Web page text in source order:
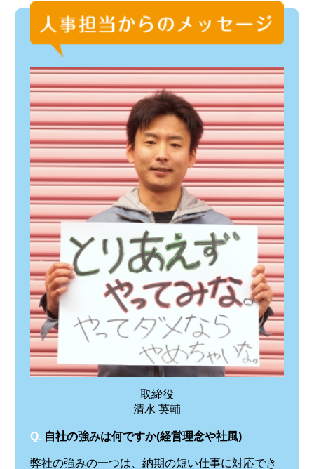
取締役
清水 英輔
Q. 自社の強みは何ですか(経営理念や社風)
弊社の強みの一つは、納期の短い仕事に対応でき